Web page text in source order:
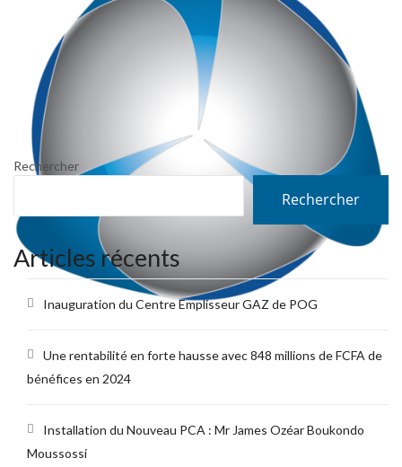
Rechercher
Rechercher
Articles récents
Inauguration du Centre Emplisseur GAZ de POG
Une rentabilité en forte hausse avec 848 millions de FCFA de
bénéfices en 2024
Installation du Nouveau PCA : Mr James Ozéar Boukondo
Moussossi